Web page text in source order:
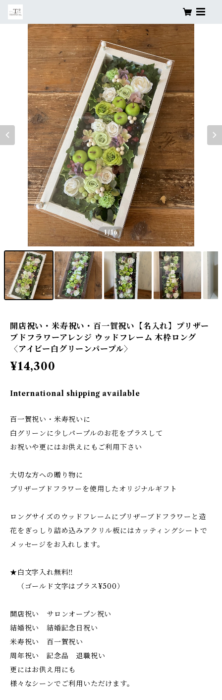
1/16
開店祝い・米寿祝い・百一賀祝い【名入れ】プリザー
ブドフラワーアレンジ ウッドフレーム 木枠ロング
〈アイビー白グリーンパープル〉
¥14,300
International shipping available
百一賀祝い・米寿祝いに
白グリーンに少しパープルのお花をプラスして
お祝いや更にはお供えにもご利用下さい
大切な方への贈り物に
プリザーブドフラワーを使用したオリジナルギフト
ロングサイズのウッドフレームにプリザーブドフラワーと造
花をぎっしり詰め込みアクリル板にはカッティングシートで
メッセージをお入れします。
★白文字入れ無料‼︎
（ゴールド文字はプラス¥500）
開店祝い サロンオープン祝い
結婚祝い 結婚記念日祝い
米寿祝い 百一賀祝い
周年祝い 記念品 退職祝い
更にはお供え用にも
様々なシーンでご利用いただけます。